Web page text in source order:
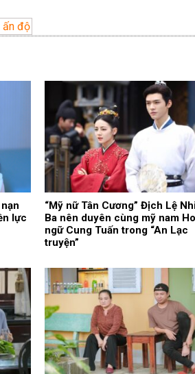
ấn độ
lực
“Mỹ nữ Tân Cương” Địch Lệ
Ba nên duyên cùng mỹ nam
ngữ Cung Tuấn trong “An Lạc
truyện”